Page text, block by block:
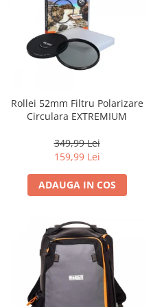
Camere Video Cinematice
Camere video de actiune
Accesorii camere video de actiune
Acumulatori camere video
Lampi video
Stabilizatoare (Gimbal) / Steady
Huse Protectie / Ploaie camere
Camere Video Cinematice
Camere Video Compacte
Rollei 52mm Filtru Polarizare
Circulara EXTREMIUM
349,99 Lei
159,99 Lei
ADAUGA IN COS